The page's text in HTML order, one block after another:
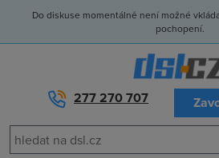
Do diskuse momentálně není možné
pochopení.
277 270 707